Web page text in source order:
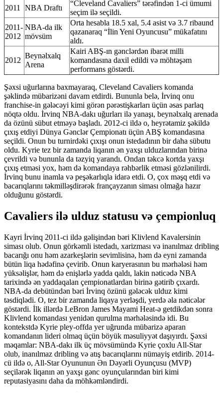
2011
NBA Draftı
“Cleveland Cavaliers” tərəfindən 1-ci ümumi
seçim ilə seçildi.
2011-
2012
NBA-da ilk
mövsüm
Orta hesabla 18.5 xal, 5.4 asist və 3.7 ribaund
qazanaraq “İlin Yeni Oyuncusu” mükafatını
aldı.
2012
Beynəlxalq
Arena
Kairi ABŞ-ın gənclərdən ibarət milli
komandasına daxil edildi və möhtəşəm
performans göstərdi.
Şəxsi uğurlarına baxmayaraq, Cleveland Cavaliers komanda
şəklində mübarizəni davam etdirdi. Bununla belə, İrvinq onu
franchise-in gələcəyi kimi görən pərəstişkarları üçün əsas parlaq
nöqtə oldu. İrvinq NBA-dakı uğurları ilə yanaşı, beynəlxalq arenada
da özünü sübut etməyə başladı. 2012-ci ildə o, heyrətamiz şəkildə
çıxış etdiyi Dünya Gənclər Çempionatı üçün ABŞ komandasına
seçildi. Onun bu turnirdəki çıxışı onun istedadının bir daha sübutu
oldu. Kyrie tez bir zamanda liqanın ən yaxşı ulduzlarından birinə
çevrildi və bununla da təzyiq yarandı. Ondan təkcə kortda yaxşı
çıxış etməsi yox, həm də komandaya rəhbərlik etməsi gözlənilirdi.
İrvinq bunu inamla və peşəkarlıqla idarə etdi. O, çox məşq etdi və
bacarıqlarını təkmilləşdirərək françayzanın siması olmağa hazır
olduğunu göstərdi.
Cavaliers ilə ulduz statusu və çempionluq
Kayri İrvinq 2011-ci ildə gəlişindən bəri Klivlend Kavalersinin
siması olub. Onun görkəmli istedadı, xarizması və inanılmaz dribling
bacarığı onu həm azarkeşlərin sevimlisinə, həm də eyni zamanda
bütün liqa hədəfinə çevirib. Onun karyerasının bu mərhələsi həm
yüksəlişlər, həm də enişlərlə yadda qaldı, lakin nəticədə NBA
tarixində ən yaddaqalan çempionatlardan birinə gətirib çıxardı.
NBA-da debütündən bəri İrvinq özünü gələcək ulduz kimi
təsdiqlədi. O, tez bir zamanda liqaya yerləşdi, yerdə əla nəticələr
göstərdi. İlk illərdə LeBron James Mayami Heat-ə getdikdən sonra
Klivlend komandası yenidən qurulma mərhələsində idi. Bu
kontekstdə Kyrie pley-offda yer uğrunda mübarizə aparan
komandanın lideri olmaq üçün böyük məsuliyyət daşıyırdı. Şəxsi
məqamlar: NBA-dakı ilk üç mövsümündə Kyrie çoxlu All-Star
olub, inanılmaz dribling və atış bacarıqlarını nümayiş etdirib. 2014-
cü ildə o, All-Star Oyununun Ən Dəyərli Oyunçusu (MVP)
seçilərək liqanın ən yaxşı gənc oyunçularından biri kimi
reputasiyasını daha da möhkəmləndirdi.